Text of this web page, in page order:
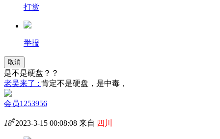
打赏
举报
取消
是不是硬盘？？
老吴来了 : 肯定不是硬盘，是中毒，
会员1253956
18#2023-3-15 00:08:08 来自 四川